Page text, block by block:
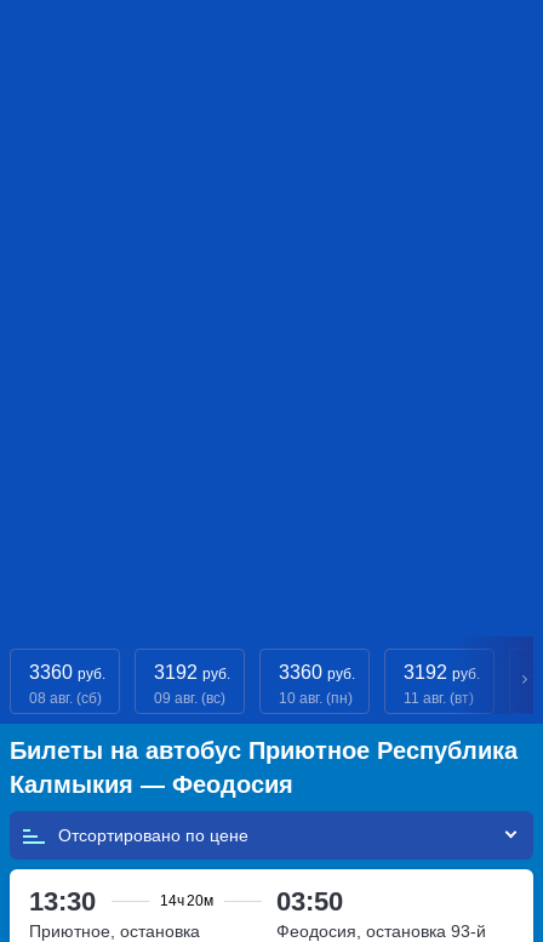
3360 руб.
08 авг. (сб)
3192 руб.
09 авг. (вс)
3360 руб.
10 авг. (пн)
3192 руб.
11 авг. (вт)
Билеты на автобус Приютное Республика
Калмыкия — Феодосия
Отсортировано по
13:30 14ч20м 03:50
Приютное, остановка
Феодосия, остановка 93-й